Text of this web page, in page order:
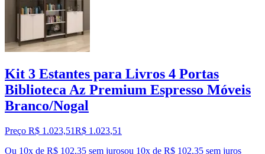
Kit 3 Estantes para Livros 4 Portas
Biblioteca Az Premium Espresso Móveis
Branco/Nogal
Preço R$ 1.023,51R$ 1.023,51
Ou 10x de R$ 102,35 sem jurosou 10x de R$ 102,35 sem juros